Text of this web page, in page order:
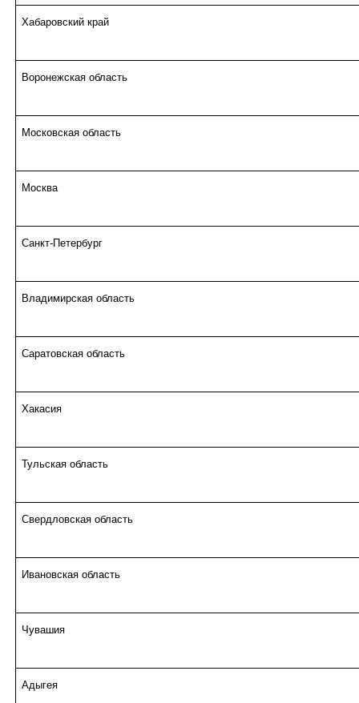
Хабаровский край
Воронежская область
Московская область
Москва
Санкт-Петербург
Владимирская область
Саратовская область
Хакасия
Тульская область
Свердловская область
Ивановская область
Чувашия
Адыгея